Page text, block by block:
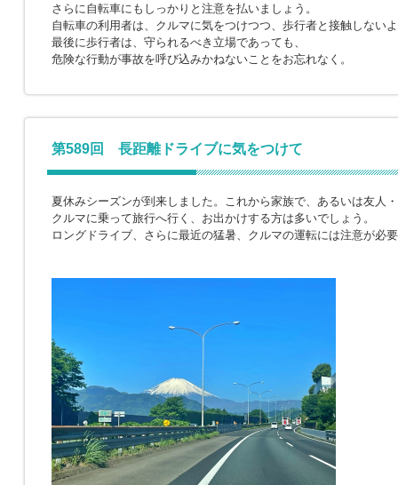
さらに自転車にもしっかりと注意を払いましょう。
自転車の利用者は、クルマに気をつけつつ、歩行者と接触しない
最後に歩行者は、守られるべき立場であっても、
危険な行動が事故を呼び込みかねないことをお忘れなく。
第589回 長距離ドライブに気をつけて
夏休みシーズンが到来しました。これから家族で、あるいは友人
クルマに乗って旅行へ行く、お出かけする方は多いでしょう。
ロングドライブ、さらに最近の猛暑、クルマの運転には注意が必